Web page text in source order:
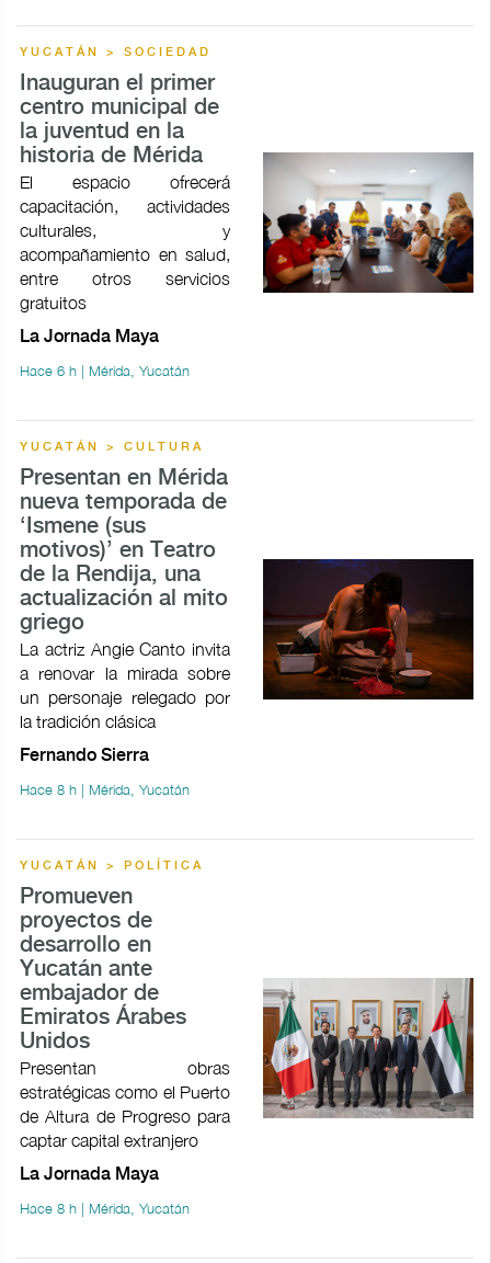
YUCATÁN > SOCIEDAD
Inauguran el primer
centro municipal de
la juventud en la
historia de Mérida
El espacio ofrecerá
capacitación, actividades
culturales, y
acompañamiento en salud,
entre otros servicios
gratuitos
La Jornada Maya
Hace 6 h | Mérida, Yucatán
YUCATÁN > CULTURA
Presentan en Mérida
nueva temporada de
‘Ismene (sus
motivos)’ en Teatro
de la Rendija, una
actualización al mito
griego
La actriz Angie Canto invita
a renovar la mirada sobre
un personaje relegado por
la tradición clásica
Fernando Sierra
Hace 8 h | Mérida, Yucatán
YUCATÁN > POLÍTICA
Promueven
proyectos de
desarrollo en
Yucatán ante
embajador de
Emiratos Árabes
Unidos
Presentan obras
estratégicas como el Puerto
de Altura de Progreso para
captar capital extranjero
La Jornada Maya
Hace 8 h | Mérida, Yucatán